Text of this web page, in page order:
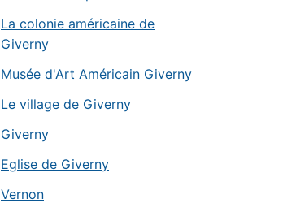
La colonie américaine de
Giverny
Musée d'Art Américain Giverny
Le village de Giverny
Giverny
Eglise de Giverny
Vernon